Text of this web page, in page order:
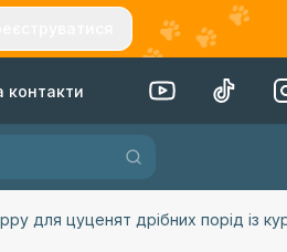
контакти
для цуценят дрібних порід із